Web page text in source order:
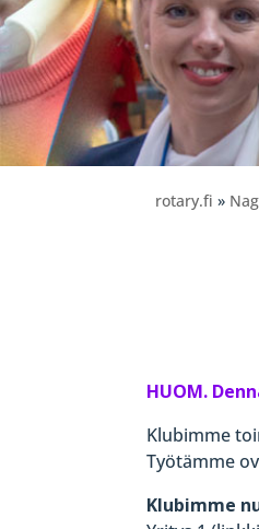
rotary.fi »
HUOM.
Klubimme
Työtämme
Klubimme